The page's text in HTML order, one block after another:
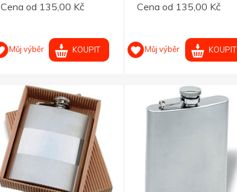
Cena od 135,00 Kč
Můj výběr KOUPIT
Cena od 135,00 Kč
Můj výběr KOUPIT